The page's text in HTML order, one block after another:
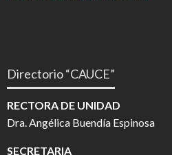
Directorio “CAUCE”
RECTORA DE UNIDAD
Dra. Angélica Buendía Espinosa
SECRETARIA